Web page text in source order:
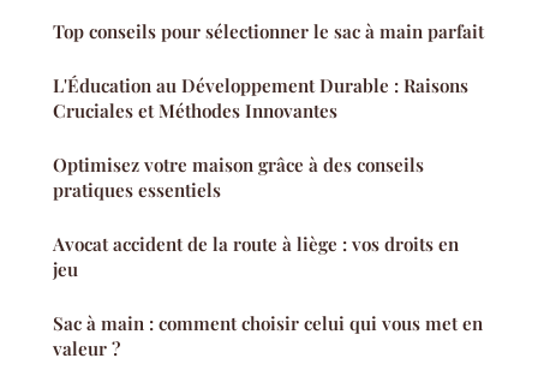
Top conseils pour sélectionner le sac à main parfait
L'Éducation au Développement Durable : Raisons
Cruciales et Méthodes Innovantes
Optimisez votre maison grâce à des conseils
pratiques essentiels
Avocat accident de la route à liège : vos droits en
jeu
Sac à main : comment choisir celui qui vous met en
valeur ?